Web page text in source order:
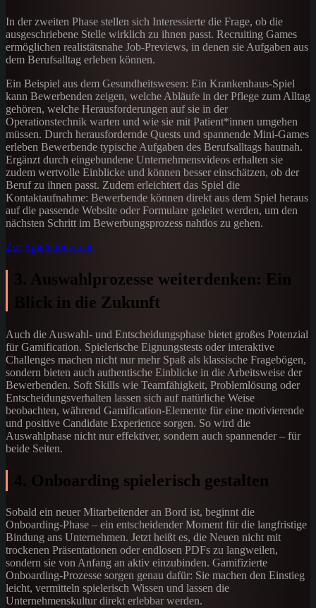
In der zweiten Phase stellen sich Interessierte die Frage, ob die
ausgeschriebene Stelle wirklich zu ihnen passt. Recruiting Games
ermöglichen realistätsnahe Job-Previews, in denen sie Aufgaben aus
dem Berufsalltag erleben können.
Ein Beispiel aus dem Gesundheitswesen: Ein Krankenhaus-Spiel
kann Bewerbenden zeigen, welche Abläufe in der Pflege zum Alltag
gehören, welche Herausforderungen auf sie in der
Operationstechnik warten und wie sie mit Patient*innen umgehen
müssen. Durch herausfordernde Quests und spannende Mini-Games
erleben Bewerbende typische Aufgaben des Berufsalltags hautnah.
Ergänzt durch eingebundene Unternehmensvideos erhalten sie
zudem wertvolle Einblicke und können besser einschätzen, ob der
Beruf zu ihnen passt. Zudem erleichtert das Spiel die
Kontaktaufnahme: Bewerbende können direkt aus dem Spiel heraus
auf die passende Website oder Formulare geleitet werden, um den
nächsten Schritt im Bewerbungsprozess nahtlos zu gehen.
Zur Spieleübersicht
3. Auswahlprozesse weiterdenken: Ein
Blick in die Zukunft
Auch die Auswahl- und Entscheidungsphase bietet großes Potenzial
für Gamification. Spielerische Eignungstests oder interaktive
Challenges machen nicht nur mehr Spaß als klassische Fragebögen,
sondern bieten auch authentische Einblicke in die Arbeitsweise der
Bewerbenden. Soft Skills wie Teamfähigkeit, Problemlösung oder
Entscheidungsverhalten lassen sich auf natürliche Weise
beobachten, während Gamification-Elemente für eine motivierende
und positive Candidate Experience sorgen. So wird die
Auswahlphase nicht nur effektiver, sondern auch spannender – für
beide Seiten.
4. Onboarding spielerisch gestalten
Sobald ein neuer Mitarbeitender an Bord ist, beginnt die
Onboarding-Phase – ein entscheidender Moment für die langfristige
Bindung ans Unternehmen. Jetzt heißt es, die Neuen nicht mit
trockenen Präsentationen oder endlosen PDFs zu langweilen,
sondern sie von Anfang an aktiv einzubinden. Gamifizierte
Onboarding-Prozesse sorgen genau dafür: Sie machen den Einstieg
leicht, vermitteln spielerisch Wissen und lassen die
Unternehmenskultur direkt erlebbar werden.